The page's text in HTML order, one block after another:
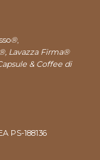
®,
Lavazza Firma®
& Coffee di
PS-188136